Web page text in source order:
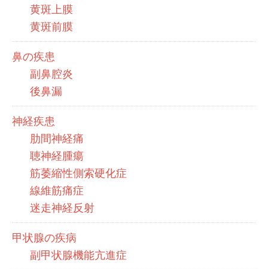
黄斑上膜
黄斑前膜
鼻の疾患
副鼻腔炎
後鼻漏
神経疾患
肋間神経痛
聴神経腫瘍
筋萎縮性側索硬化症
線維筋痛症
迷走神経反射
甲状腺の疾病
副甲状腺機能亢進症